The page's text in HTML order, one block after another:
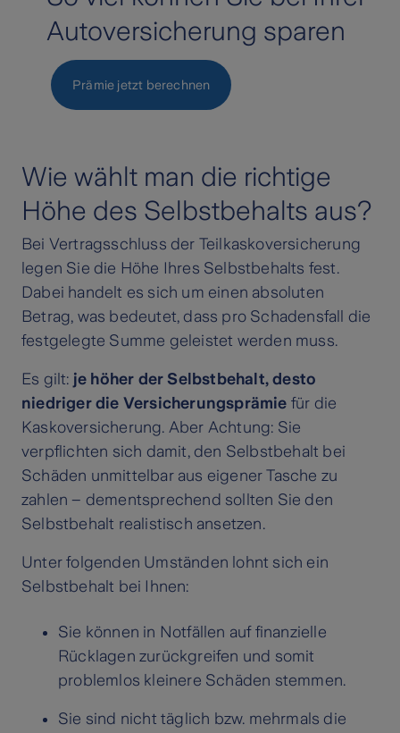
Autoversicherung sparen
Prämie jetzt berechnen
Wie wählt man die richtige
Höhe des Selbstbehalts aus?
Bei Vertragsschluss der Teilkaskoversicherung
legen Sie die Höhe Ihres Selbstbehalts fest.
Dabei handelt es sich um einen absoluten
Betrag, was bedeutet, dass pro Schadensfall die
festgelegte Summe geleistet werden muss.
Es gilt: je höher der Selbstbehalt, desto
niedriger die Versicherungsprämie für die
Kaskoversicherung. Aber Achtung: Sie
verpflichten sich damit, den Selbstbehalt bei
Schäden unmittelbar aus eigener Tasche zu
zahlen – dementsprechend sollten Sie den
Selbstbehalt realistisch ansetzen.
Unter folgenden Umständen lohnt sich ein
Selbstbehalt bei Ihnen:
Sie können in Notfällen auf finanzielle
Rücklagen zurückgreifen und somit
problemlos kleinere Schäden stemmen.
Sie sind nicht täglich bzw. mehrmals die